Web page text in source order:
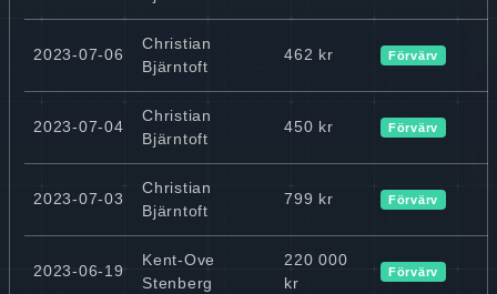
2023-07-06
Christian
Bjärntoft
462 kr Förvärv
2023-07-04
Christian
Bjärntoft
450 kr Förvärv
2023-07-03
Christian
Bjärntoft
799 kr Förvärv
2023-06-19
Kent-Ove
Stenberg
220 000
kr
Förvärv